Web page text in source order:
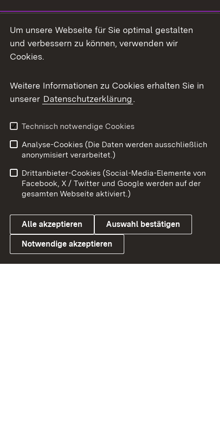
Facebook
X / Twitter
Youtube
Link zum Landesportal
Impressum
Kontakt
Barrierefreiheit
Datenschutz
Cookies
Um unsere Webseite für Sie optimal gestalten
und verbessern zu können, verwenden wir
Cookies.
Weitere Informationen zu Cookies erhalten Sie in
unserer Datenschutzerklärung.
Technisch notwendige Cookies
Analyse-Cookies (Die Daten werden ausschließlich
anonymisiert verarbeitet.)
Drittanbieter-Cookies (Social-Media-Elemente von
Facebook, X / Twitter und Google werden auf der
gesamten Webseite aktiviert.)
Alle akzeptieren Auswahl bestätigen
Notwendige akzeptieren